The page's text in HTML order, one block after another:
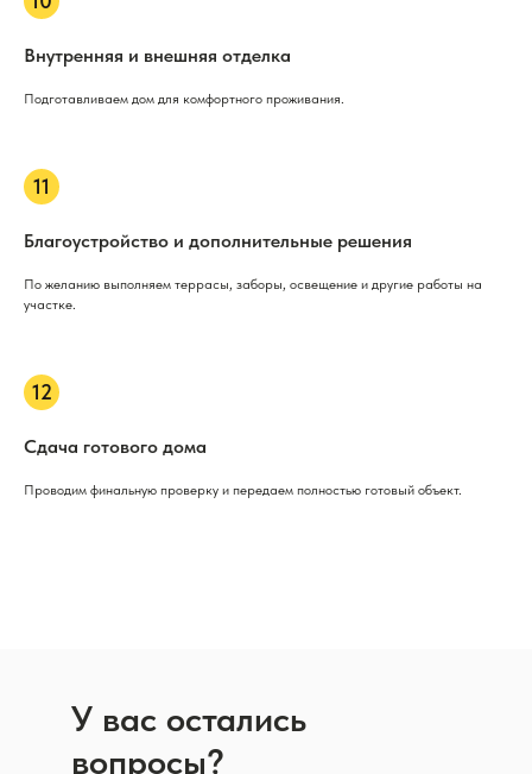
Внутренняя и внешняя отделка
Подготавливаем дом для комфортного проживания.
Благоустройство и дополнительные решения
По желанию выполняем террасы, заборы, освещение и другие работы на
участке.
Сдача готового дома
Проводим финальную проверку и передаем полностью готовый объект.
У вас остались
вопросы?